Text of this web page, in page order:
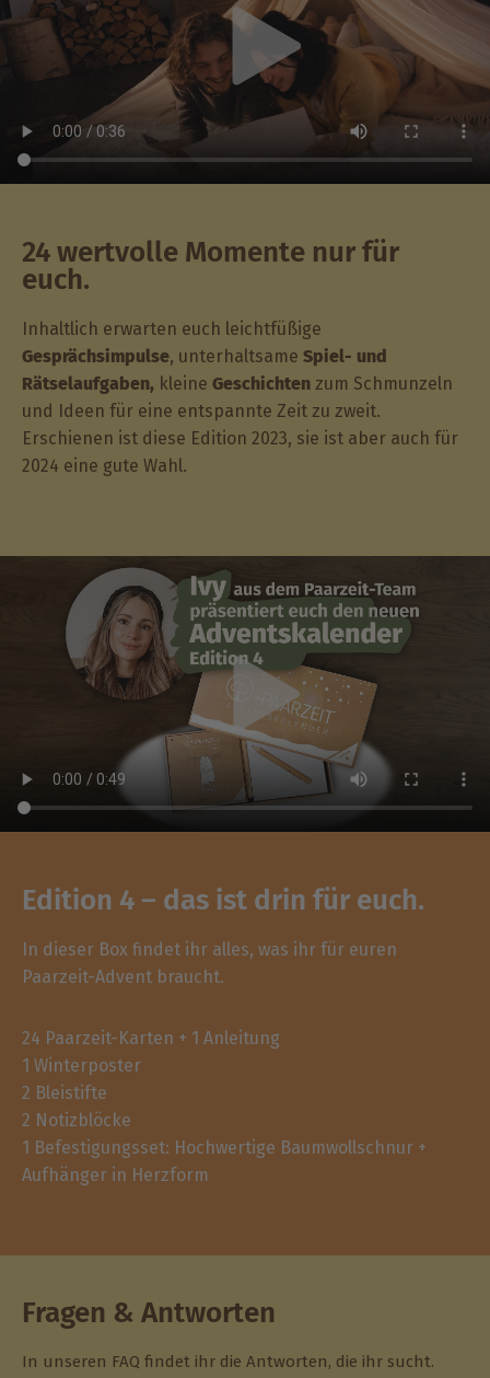
24 wertvolle Momente nur für
euch.
Inhaltlich erwarten euch leichtfüßige
Gesprächsimpulse, unterhaltsame Spiel- und
Rätselaufgaben, kleine Geschichten zum Schmunzeln
und Ideen für eine entspannte Zeit zu zweit.
Erschienen ist diese Edition 2023, sie ist aber auch für
2024 eine gute Wahl.
Edition 4 – das ist drin für euch.
In dieser Box findet ihr alles, was ihr für euren
Paarzeit-Advent braucht.
24 Paarzeit-Karten + 1 Anleitung
1 Winterposter
2 Bleistifte
2 Notizblöcke
1 Befestigungsset: Hochwertige Baumwollschnur +
Aufhänger in Herzform
Fragen & Antworten
In unseren FAQ findet ihr die Antworten, die ihr sucht.